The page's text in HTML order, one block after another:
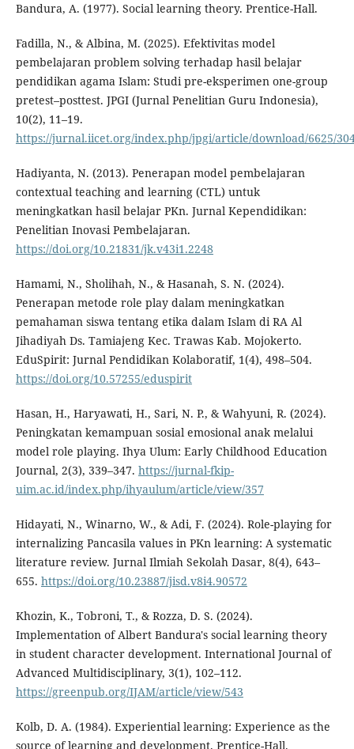
Bandura, A. (1977). Social learning theory. Prentice-Hall.
Fadilla, N., & Albina, M. (2025). Efektivitas model
pembelajaran problem solving terhadap hasil belajar
pendidikan agama Islam: Studi pre-eksperimen one-group
pretest–posttest. JPGI (Jurnal Penelitian Guru Indonesia),
10(2), 11–19.
https://jurnal.iicet.org/index.php/jpgi/article/download/6625/
Hadiyanta, N. (2013). Penerapan model pembelajaran
contextual teaching and learning (CTL) untuk
meningkatkan hasil belajar PKn. Jurnal Kependidikan:
Penelitian Inovasi Pembelajaran.
https://doi.org/10.21831/jk.v43i1.2248
Hamami, N., Sholihah, N., & Hasanah, S. N. (2024).
Penerapan metode role play dalam meningkatkan
pemahaman siswa tentang etika dalam Islam di RA Al
Jihadiyah Ds. Tamiajeng Kec. Trawas Kab. Mojokerto.
EduSpirit: Jurnal Pendidikan Kolaboratif, 1(4), 498–504.
https://doi.org/10.57255/eduspirit
Hasan, H., Haryawati, H., Sari, N. P., & Wahyuni, R. (2024).
Peningkatan kemampuan sosial emosional anak melalui
model role playing. Ihya Ulum: Early Childhood Education
Journal, 2(3), 339–347. https://jurnal-fkip-
uim.ac.id/index.php/ihyaulum/article/view/357
Hidayati, N., Winarno, W., & Adi, F. (2024). Role-playing for
internalizing Pancasila values in PKn learning: A systematic
literature review. Jurnal Ilmiah Sekolah Dasar, 8(4), 643–
655. https://doi.org/10.23887/jisd.v8i4.90572
Khozin, K., Tobroni, T., & Rozza, D. S. (2024).
Implementation of Albert Bandura's social learning theory
in student character development. International Journal of
Advanced Multidisciplinary, 3(1), 102–112.
https://greenpub.org/IJAM/article/view/543
Kolb, D. A. (1984). Experiential learning: Experience as the
source of learning and development. Prentice-Hall.